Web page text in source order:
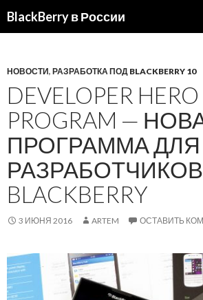
BlackBerry в России
НОВОСТИ, РАЗРАБОТКА ПОД BLACKBERRY 10
DEVELOPER HERO
PROGRAM —
ПРОГРАММА ДЛЯ
РАЗРАБОТЧИКОВ
BLACKBERRY
3 ИЮНЯ 2016 ARTEM ОСТАВИТЬ